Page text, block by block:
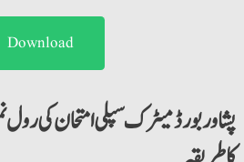
Download
پشاور بورڈ میٹرک سپلی امتحان کی